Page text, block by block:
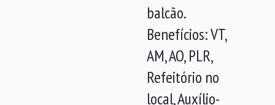
balcão.
Benefícios: VT,
AM, AO, PLR,
Refeitório no
local, Auxílio-